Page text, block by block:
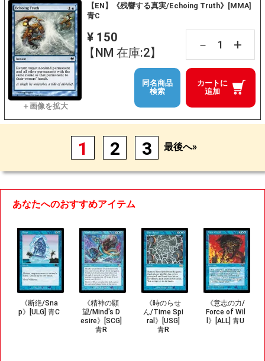
【EN】《残響する真実/Echoing Truth》[MMA]
青C
¥ 150
【NM 在庫:2】
－ +
カートに
追加
同名商品
検索
1 2 3 最後へ»
あなたへのおすすめアイテム
《断絶/Sna
p》[ULG] 青C
《精神の願
望/Mind's D
esire》[SCG]
青R
《時のらせ
ん/Time Spi
ral》[USG]
青R
《意志の力/
Force of Wil
l》[ALL] 青U